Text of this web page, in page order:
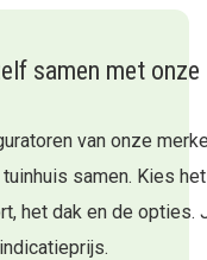
samen met onze
van onze
samen. Kies het
het dak en de opties.